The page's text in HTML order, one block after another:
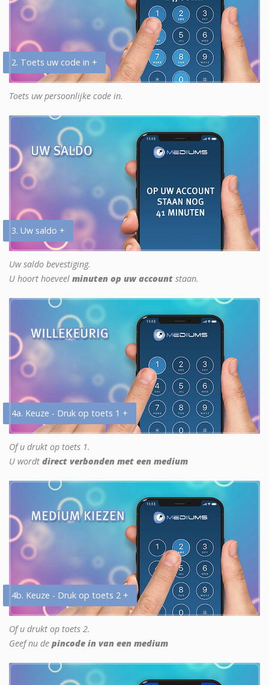
2. Toets uw code in +
Toets uw persoonlijke code in.
3. Uw saldo +
Uw saldo bevestiging.
U hoort hoeveel minuten op uw account staan.
4a. Keuze - Druk op toets 1 +
Of u drukt op toets 1.
U wordt direct verbonden met een medium
4b. Keuze - Druk op toets 2 +
Of u drukt op toets 2.
Geef nu de pincode in van een medium